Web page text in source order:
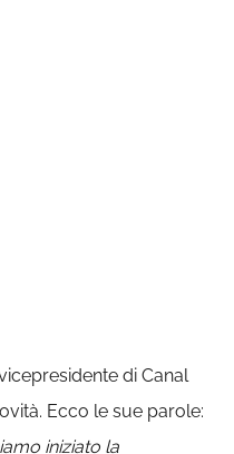
di Canal
Ecco le sue parole:
iniziato la